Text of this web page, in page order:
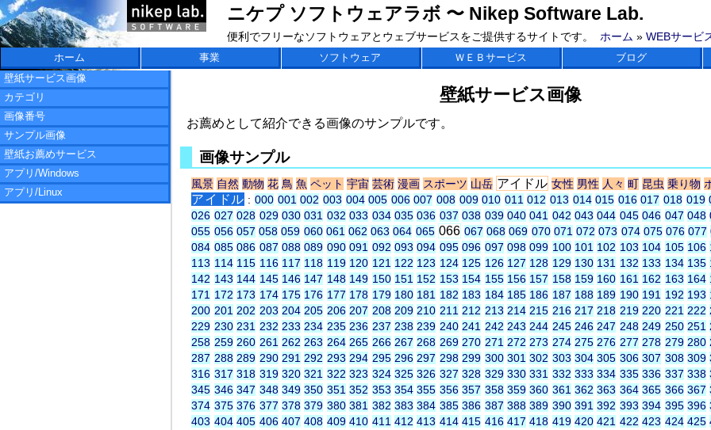
ニケプ ソフトウェアラボ 〜 Nikep Software Lab.
便利でフリーなソフトウェアとウェブサービスをご提供するサイトです。 ホーム »WEBサービ
ホーム 事業 ソフトウェア ＷＥＢサービス
ブログ
壁紙サービス画像
カテゴリ
画像番号
サンプル画像
壁紙お薦めサービス
アプリ/Windows
アプリ/Linux
壁紙サービス画像
お薦めとして紹介できる画像のサンプルです。
画像サンプル
風景 自然 動物 花 鳥 魚 ペット 宇宙 芸術 漫画 スポーツ 山岳 アイドル 女性 男性 人々 町 昆虫 乗り物
アイドル :000 001 002 003 004 005 006 007 008 009 010 011 012 013 014 015 016 017 018 019
026 027 028 029 030 031 032 033 034 035 036 037 038 039 040 041 042 043 044 045 046 047 048
055 056 057 058 059 060 061 062 063 064 065 066 067 068 069 070 071 072 073 074 075 076 077
084 085 086 087 088 089 090 091 092 093 094 095 096 097 098 099 100 101 102 103 104 105 106
113 114 115 116 117 118 119 120 121 122 123 124 125 126 127 128 129 130 131 132 133 134 135
142 143 144 145 146 147 148 149 150 151 152 153 154 155 156 157 158 159 160 161 162 163 164
171 172 173 174 175 176 177 178 179 180 181 182 183 184 185 186 187 188 189 190 191 192 193
200 201 202 203 204 205 206 207 208 209 210 211 212 213 214 215 216 217 218 219 220 221 222
229 230 231 232 233 234 235 236 237 238 239 240 241 242 243 244 245 246 247 248 249 250 251
258 259 260 261 262 263 264 265 266 267 268 269 270 271 272 273 274 275 276 277 278 279 280
287 288 289 290 291 292 293 294 295 296 297 298 299 300 301 302 303 304 305 306 307 308 309
316 317 318 319 320 321 322 323 324 325 326 327 328 329 330 331 332 333 334 335 336 337 338
345 346 347 348 349 350 351 352 353 354 355 356 357 358 359 360 361 362 363 364 365 366 367
374 375 376 377 378 379 380 381 382 383 384 385 386 387 388 389 390 391 392 393 394 395 396
403 404 405 406 407 408 409 410 411 412 413 414 415 416 417 418 419 420 421 422 423 424 425